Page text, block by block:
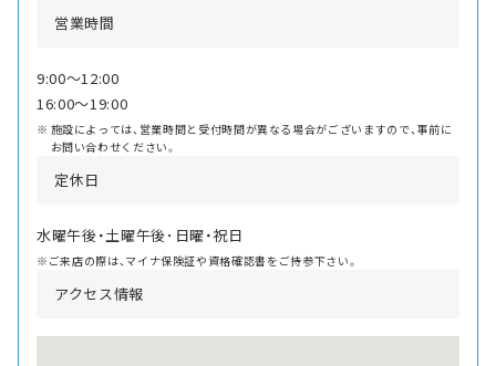
営業時間
9:00〜12:00
16:00〜19:00
施設によっては、営業時間と受付時間が異なる場合がございますので、事前に
お問い合わせください。
定休日
水曜午後・土曜午後･日曜・祝日
※ご来店の際は、マイナ保険証や資格確認書をご持参下さい。
アクセス情報